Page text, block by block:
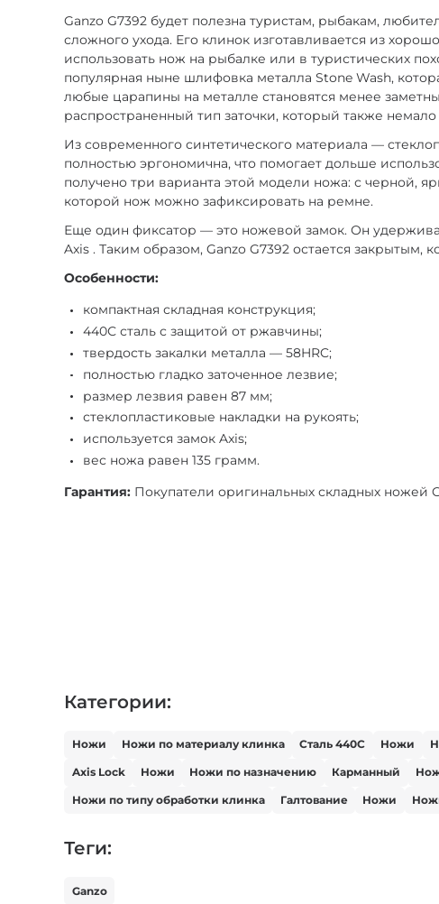
Ganzo G7392 будет полезна туристам, рыбакам,
сложного ухода. Его клинок изготавливается из
использовать нож на рыбалке или в туристических
популярная ныне шлифовка металла Stone Wash,
любые царапины на металле становятся менее
распространенный тип заточки, который также
Из современного синтетического материала —
полностью эргономична, что помогает дольше
получено три варианта этой модели ножа: с черной,
которой нож можно зафиксировать на ремне.
Еще один фиксатор — это ножевой замок. Он
Axis . Таким образом, Ganzo G7392 остается
Особенности:
компактная складная конструкция;
440С сталь с защитой от ржавчины;
твердость закалки металла — 58HRC;
полностью гладко заточенное лезвие;
размер лезвия равен 87 мм;
стеклопластиковые накладки на рукоять;
используется замок Axis;
вес ножа равен 135 грамм.
Гарантия: Покупатели оригинальных складных ножей
Категории:
Ножи Ножи по материалу клинка Сталь 440С Ножи
Axis Lock Ножи Ножи по назначению Карманный
Ножи по типу обработки клинка Галтование Ножи
Теги:
Ganzo